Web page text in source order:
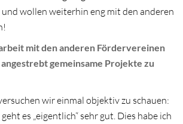
wollen weiterhin eng mit den anderen
mit den anderen Fördervereinen
angestrebt gemeinsame Projekte zu
wir einmal objektiv zu schauen:
es „eigentlich“ sehr gut. Dies habe ich